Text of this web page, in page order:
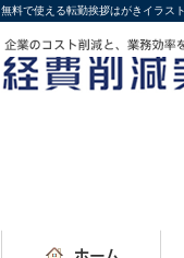
無料で使える転勤挨拶はがきイラス